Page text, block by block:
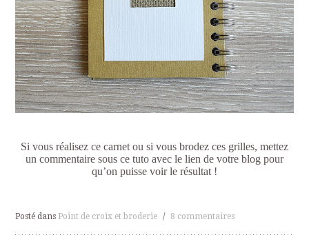
Si vous réalisez ce carnet ou si vous brodez ces grilles, mettez
un commentaire sous ce tuto avec le lien de votre blog pour
qu’on puisse voir le résultat !
Posté dans Point de croix et broderie / 8 commentaires